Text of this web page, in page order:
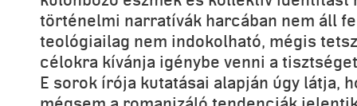
történelmi narratívák harcában nem áll
teológiailag nem indokolható, mégis
célokra kívánja igénybe venni a
E sorok írója kutatásai alapján úgy látja,